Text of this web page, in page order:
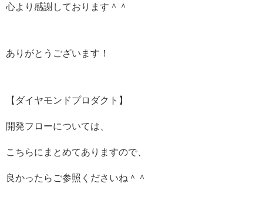
心より感謝しております＾＾
ありがとうございます！
【ダイヤモンドプロダクト】
開発フローについては、
こちらにまとめてありますので、
良かったらご参照くださいね＾＾